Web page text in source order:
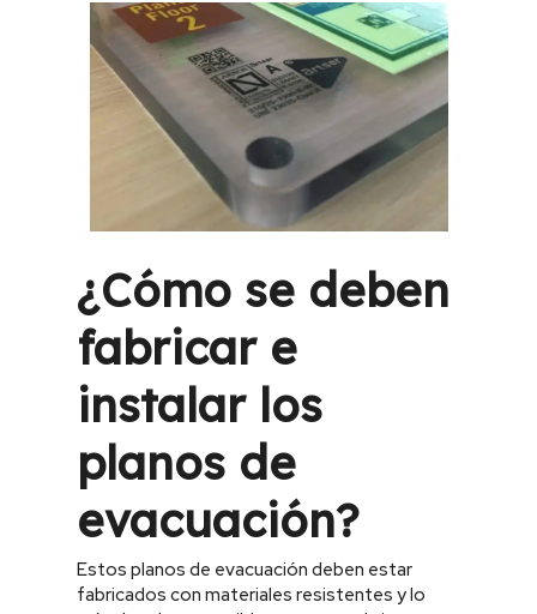
¿Cómo se deben
fabricar e
instalar los
planos de
evacuación?
Estos planos de evacuación deben estar
fabricados con materiales resistentes y lo